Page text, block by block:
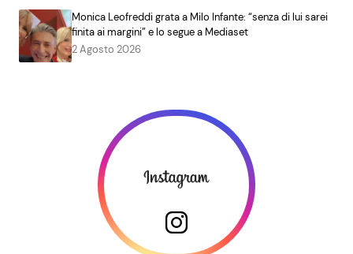
Monica Leofreddi grata a Milo Infante: “senza di lui sarei
finita ai margini” e lo segue a Mediaset
2 Agosto 2026